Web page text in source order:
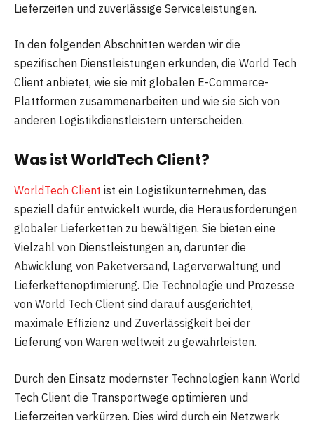
Lieferzeiten und zuverlässige Serviceleistungen.
In den folgenden Abschnitten werden wir die
spezifischen Dienstleistungen erkunden, die World Tech
Client anbietet, wie sie mit globalen E-Commerce-
Plattformen zusammenarbeiten und wie sie sich von
anderen Logistikdienstleistern unterscheiden.
Was ist WorldTech Client?
WorldTech Client ist ein Logistikunternehmen, das
speziell dafür entwickelt wurde, die Herausforderungen
globaler Lieferketten zu bewältigen. Sie bieten eine
Vielzahl von Dienstleistungen an, darunter die
Abwicklung von Paketversand, Lagerverwaltung und
Lieferkettenoptimierung. Die Technologie und Prozesse
von World Tech Client sind darauf ausgerichtet,
maximale Effizienz und Zuverlässigkeit bei der
Lieferung von Waren weltweit zu gewährleisten.
Durch den Einsatz modernster Technologien kann World
Tech Client die Transportwege optimieren und
Lieferzeiten verkürzen. Dies wird durch ein Netzwerk